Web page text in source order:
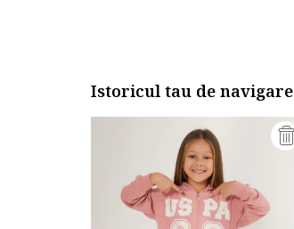
Istoricul tau de navigare